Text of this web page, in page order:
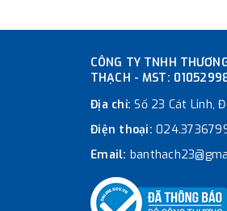
CÔNG TY TNHH
THẠCH - MST:
Địa chỉ:Số 23 Cát Linh,
Điện thoại:
Email: